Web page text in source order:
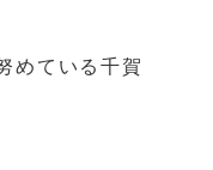
めている千賀